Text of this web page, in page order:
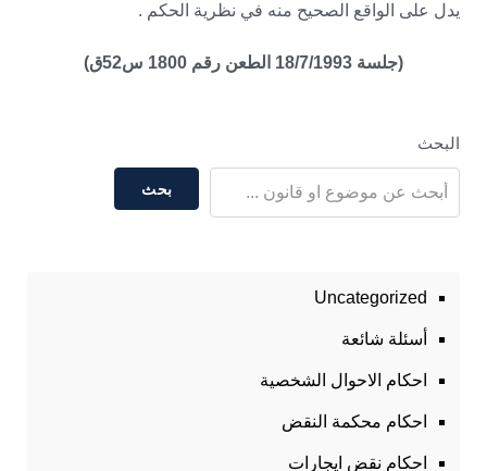
يدل على الواقع الصحيح منه في نظرية الحكم .
(جلسة 18/7/1993 الطعن رقم 1800 س52ق)
البحث
بحث
Uncategorized
أسئلة شائعة
احكام الاحوال الشخصية
احكام محكمة النقض
احكام نقض ايجارات